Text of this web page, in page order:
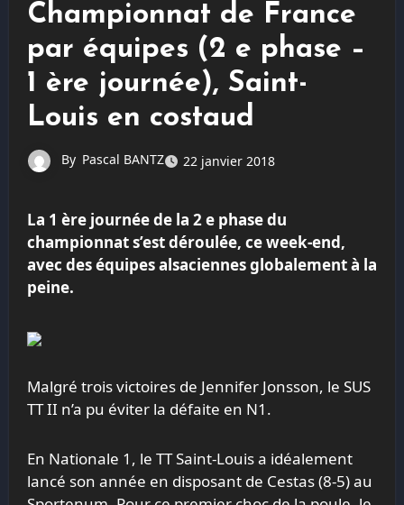
Championnat de France
par équipes (2 e phase –
1 ère journée), Saint-
Louis en costaud
By Pascal BANTZ 22 janvier 2018
La 1 ère journée de la 2 e phase du
championnat s’est déroulée, ce week-end,
avec des équipes alsaciennes globalement à la
peine.
Malgré trois victoires de Jennifer Jonsson, le SUS
TT II n’a pu éviter la défaite en N1.
En Nationale 1, le TT Saint-Louis a idéalement
lancé son année en disposant de Cestas (8-5) au